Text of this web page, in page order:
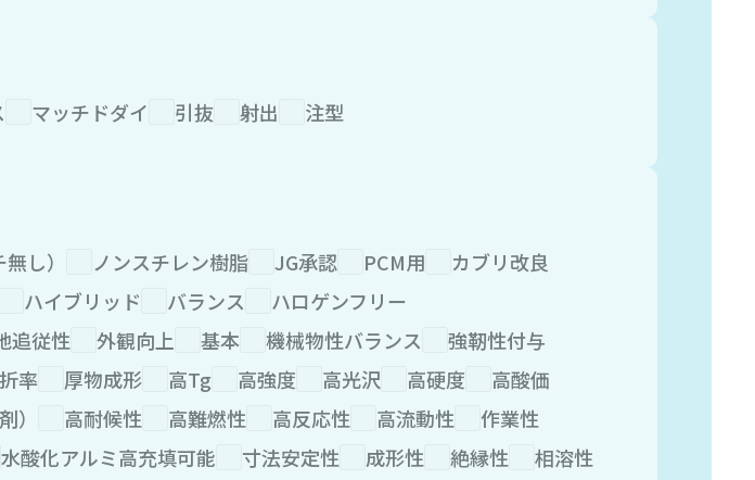
マッチドダイ 引抜 射出 注型
し） ノンスチレン樹脂 JG承認 PCM用
カブリ改良
ハイブリッド バランス
ハロゲンフリー
追従性 外観向上 基本 機械物性バランス
強靭性付与
率 厚物成形 高Tg 高強度 高光沢 高硬度
高酸価
） 高耐候性 高難燃性 高反応性 高流動性
作業性
水酸化アルミ高充填可能 寸法安定性 成形性 絶縁性
相溶性